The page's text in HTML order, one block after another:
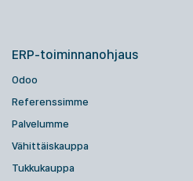
ERP-toiminnanohjaus
Odoo
Referenssimme
Palvelumme
Vähittäiskauppa
Tukkukauppa